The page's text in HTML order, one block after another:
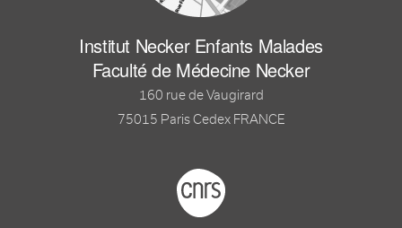
Institut Necker Enfants Malades
Faculté de Médecine Necker
160 rue de Vaugirard
75015 Paris Cedex FRANCE
Footer logo tutelles